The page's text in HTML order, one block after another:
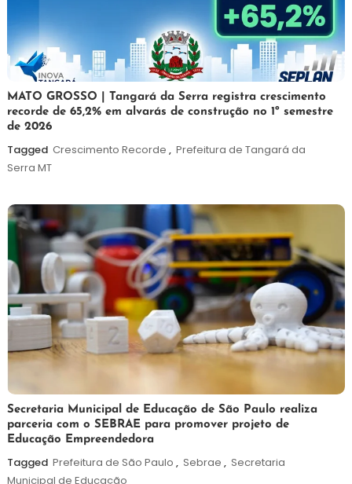
5
de
agosto
de
2026
Maurilio
MATO GROSSO | Tangará da Serra registra crescimento
recorde de 65,2% em alvarás de construção no 1º semestre
de 2026
Tagged Crescimento Recorde , Prefeitura de Tangará da
Serra MT
5
de
agosto
de
2026
Maurilio
Secretaria Municipal de Educação de São Paulo realiza
parceria com o SEBRAE para promover projeto de
Educação Empreendedora
Tagged Prefeitura de São Paulo , Sebrae , Secretaria
Municipal de Educação